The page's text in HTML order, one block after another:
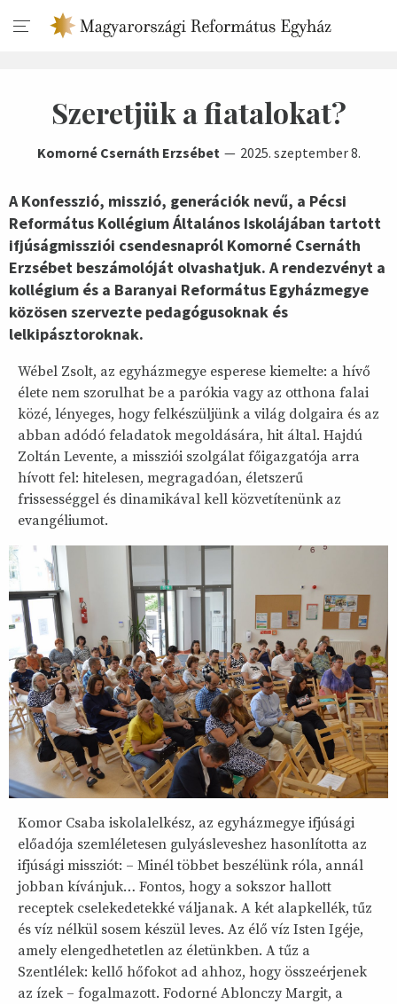
Szeretjük a fiatalokat?
Komorné Csernáth Erzsébet 2025. szeptember 8.
A Konfesszió, misszió, generációk nevű, a Pécsi
Református Kollégium Általános Iskolájában tartott
ifjúságmissziói csendesnapról Komorné Csernáth
Erzsébet beszámolóját olvashatjuk. A rendezvényt a
kollégium és a Baranyai Református Egyházmegye
közösen szervezte pedagógusoknak és
lelkipásztoroknak.
Wébel Zsolt, az egyházmegye esperese kiemelte: a hívő
élete nem szorulhat be a parókia vagy az otthona falai
közé, lényeges, hogy felkészüljünk a világ dolgaira és az
abban adódó feladatok megoldására, hit által. Hajdú
Zoltán Levente, a missziói szolgálat főigazgatója arra
hívott fel: hitelesen, megragadóan, életszerű
frissességgel és dinamikával kell közvetítenünk az
evangéliumot.
Komor Csaba iskolalelkész, az egyházmegye ifjúsági
előadója szemléletesen gulyásleveshez hasonlította az
ifjúsági missziót: – Minél többet beszélünk róla, annál
jobban kívánjuk… Fontos, hogy a sokszor hallott
receptek cselekedetekké váljanak. A két alapkellék, tűz
és víz nélkül sosem készül leves. Az élő víz Isten Igéje,
amely elengedhetetlen az életünkben. A tűz a
Szentlélek: kellő hőfokot ad ahhoz, hogy összeérjenek
az ízek – fogalmazott. Fodorné Ablonczy Margit, a